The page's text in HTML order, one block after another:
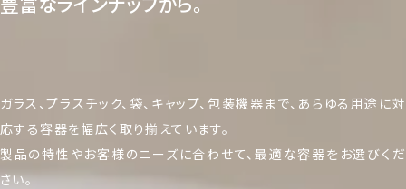
ガラス、プラスチック、袋、キャップ、包装機器まで、 あらゆる用途に対
応する容器を幅広く取り揃えています。
製品の特性やお客様のニーズに合わせて、最適な容器をお選びくだ
さい。